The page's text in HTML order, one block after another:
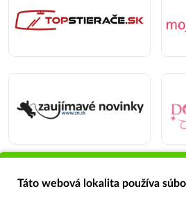
Táto webová lokalita používa